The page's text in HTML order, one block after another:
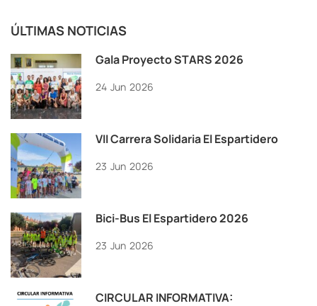
ÚLTIMAS NOTICIAS
Gala Proyecto STARS 2026
24 Jun 2026
VII Carrera Solidaria El Espartidero
23 Jun 2026
Bici-Bus El Espartidero 2026
23 Jun 2026
CIRCULAR INFORMATIVA: